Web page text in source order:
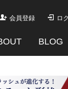
会員登録 ロ
BLOG